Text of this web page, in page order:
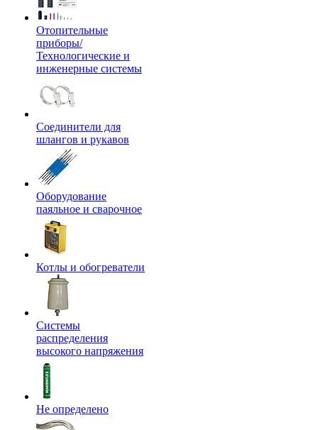
Отопительные
приборы/
Технологические и
инженерные системы
Соединители для
шлангов и рукавов
Оборудование
паяльное и сварочное
Котлы и обогреватели
Системы
распределения
высокого напряжения
Не определено